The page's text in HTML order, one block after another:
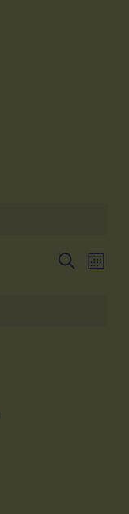
Zoeken
Maand